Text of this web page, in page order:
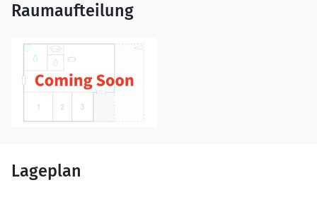
Raumaufteilung
Lageplan